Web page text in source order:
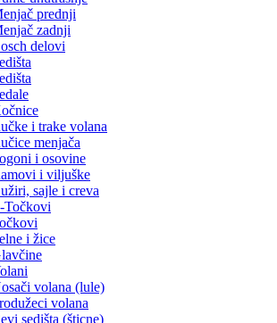
prednji
zadnji
delovi
i trake volana
menjača
i osovine
i viljuške
sajle i creva
Točkovi
i žice
volana (lule)
volana
sedišta (šticne)